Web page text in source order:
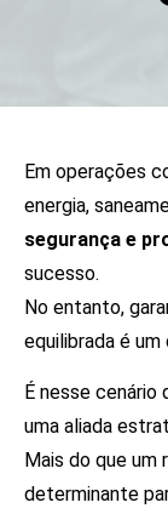
Em operações
energia,
segurança e
sucesso.
No entanto,
equilibrada é
É nesse cenário
uma aliada
Mais do que
determinante